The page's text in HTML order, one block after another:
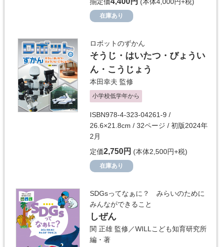
在庫あり
ロボットのずかん
そうじ・はいたつ・びょうい
ん・こうじょう
本田幸夫 監修
小学校低学年から
ISBN978-4-323-04261-9 /
26.6×21.8cm / 32ページ / 初版2024年
2月
定価2,750円 (本体2,500円+税)
在庫あり
SDGsってなぁに？ みらいのために
みんなができること
しぜん
関 正雄 監修／WILLこども知育研究所
編・著